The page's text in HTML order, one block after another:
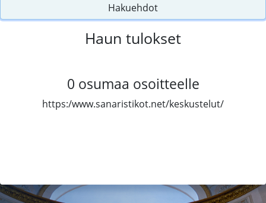
Hakuehdot
Haun tulokset
0 osumaa osoitteelle
https:/www.sanaristikot.net/keskustelut/